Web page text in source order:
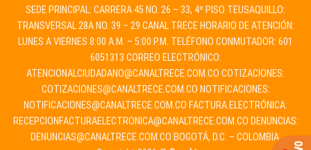
SEDE PRINCIPAL: CARRERA 45 NO. 26 – 33, 4º PISO TEUSAQUILLO:
TRANSVERSAL 28A NO. 39 – 29 CANAL TRECE HORARIO DE ATENCIÓN:
LUNES A VIERNES 8:00 A.M. – 5:00 P.M. TELÉFONO CONMUTADOR: 601
6051313 CORREO ELECTRÓNICO:
ATENCIONALCIUDADANO@CANALTRECE.COM.CO COTIZACIONES:
COTIZACIONES@CANALTRECE.COM.CO NOTIFICACIONES:
NOTIFICACIONES@CANALTRECE.COM.CO FACTURA ELECTRÓNICA:
RECEPCIONFACTURAELECTRONICA@CANALTRECE.COM.CO DENUNCIAS:
DENUNCIAS@CANALTRECE.COM.CO BOGOTÁ, D.C. – COLOMBIA.